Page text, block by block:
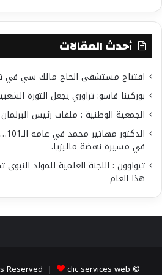
أحدث المقالات
افتتاح مستشفى الحاج مالك سي في
بوركينا فاسو: تراوري يجعل الثورة
الجمعية الوطنية : ملفات رئيس
في مسيرة نهضة ماليزيا.
تيواوون : اللجنة العلمية للمولد
هذا العام
© Copyright 2026, All Rights Reserved |
clic services web